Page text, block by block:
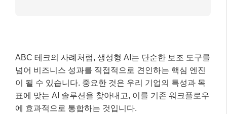
ABC 테크의 사례처럼, 생성형 AI는 단순한 보조 도구를
넘어 비즈니스 성과를 직접적으로 견인하는 핵심 엔진
이 될 수 있습니다. 중요한 것은 우리 기업의 특성과 목
표에 맞는 AI 솔루션을 찾아내고, 이를 기존 워크플로우
에 효과적으로 통합하는 것입니다.